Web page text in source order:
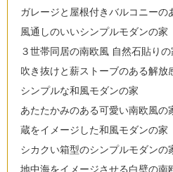
ガレージと屋根付きバルコニーの
風通しのいいシンプルモダンの家
３世帯同居の南欧風 自然石貼りの
吹き抜けと薪ストーブのある解放
シンプルな和風モダンの家
あたたかみのある可愛い南欧風の
蔵をイメージした和風モダンの家
シカクい箱型のシンプルモダンの
地中海をイメージさせる白壁の南